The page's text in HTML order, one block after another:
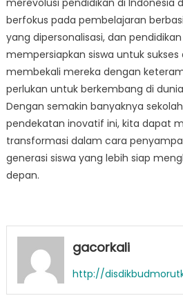
merevolusi pendidikan di Indonesia
berfokus pada pembelajaran
yang dipersonalisasi, dan
mempersiapkan siswa untuk sukses
membekali mereka dengan
perlukan untuk berkembang di
Dengan semakin banyaknya
pendekatan inovatif ini, kita dapat
transformasi dalam cara
generasi siswa yang lebih siap
depan.
gacorkali
http://